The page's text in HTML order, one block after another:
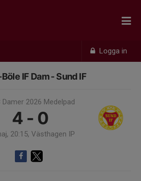
Logga in
IF Dam - Sund IF
Damer 2026 Medelpad
4 - 0
20:15, Västhagen IP